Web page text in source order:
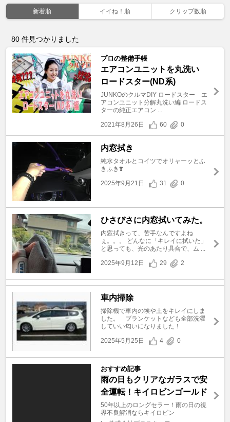
新着順 イイね！順 クリップ数順
80 件見つかりました
プロの整備手帳
エアコンユニットを丸洗い
ロードスター(ND系)
JUNKOのクルマDIY ロードスター エ
アコンユニット分解丸洗い編 ロードス
ターの純正エアコン ...
2021年8月26日
60 0
内窓拭き
純水タオルとコイツでオリャーッとふ
きふき❣️
2025年9月21日
31 0
ひさびさに内窓拭いてみた。
内窓拭きって、苦手なんですよね
ぇ。。。 どんなに「キレイに拭いた」
と思っても、光のあたり具合で、ム ...
2025年9月12日
29 2
車内掃除
掃除機で車内の埃や土をキレイにしま
した。 ブランケットなども全部洗濯
していい匂いになりました！
2025年5月25日
4 0
おすすめ記事
雨の日もクリアなガラスで安
全運転！キイロビンゴールド
50年以上のロングセラー！雨の日の視
界不良解消ならキイロビン